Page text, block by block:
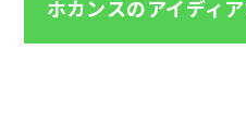
ホカンスのアイディ